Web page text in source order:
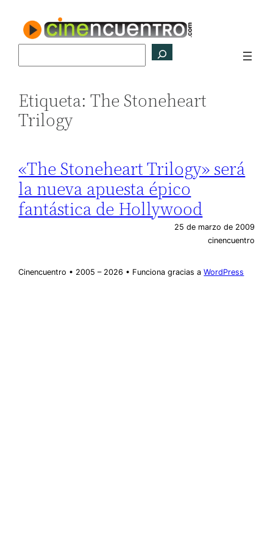
contenido
Etiqueta:The Stoneheart
Trilogy
«The Stoneheart Trilogy» será
la nueva apuesta épico
fantástica de Hollywood
25 de marzo de 2009
cinencuentro
Cinencuentro • 2005 – 2026 • Funciona gracias aWordPress